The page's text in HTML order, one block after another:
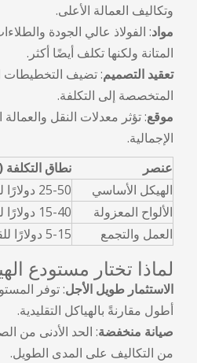
وتكاليف العمالة الأعلى.
مواد: الفولاذ عالي الجودة
المتانة ولكنها تكلف أيضًا أكثر.
تعقيد التصميم: تضيف التخطيطات
المتخصصة إلى التكلفة.
موقع: تؤثر معدلات النقل
الإجمالية.
عنصر
نطاق التكلفة
الهيكل الأساسي
25-50 دولارًا للقدم المربع
الألواح المعزولة
15-40 دولارًا للقدم المربع
العمل والتجمع
5-15 دولارًا للقدم المربع
لماذا تختار مستودع
الاستثمار طويل الأجل: توفر
أطول مقارنةً بالهياكل التقليدية.
صيانة منخفضة: الحد الأدنى من
من التكاليف على المدى الطويل.